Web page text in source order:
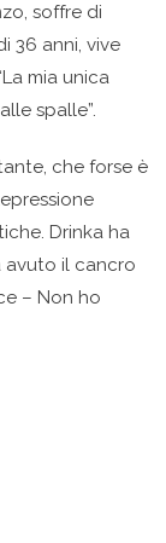
soffre di
36 anni, vive
mia unica
spalle”.
che forse è
Drinka ha
avuto il cancro
– Non ho